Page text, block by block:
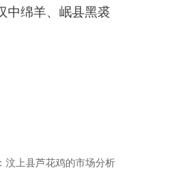
中绵羊、岷县黑裘
汶上县芦花鸡的市场分析